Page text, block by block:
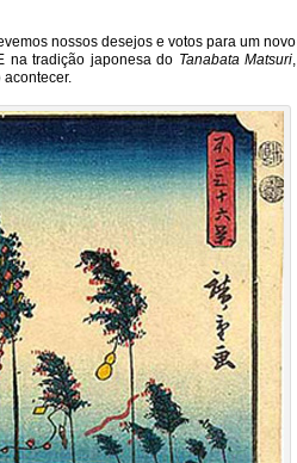
nossos desejos e votos para um novo
na tradição japonesa do Tanabata Matsuri,
acontecer.